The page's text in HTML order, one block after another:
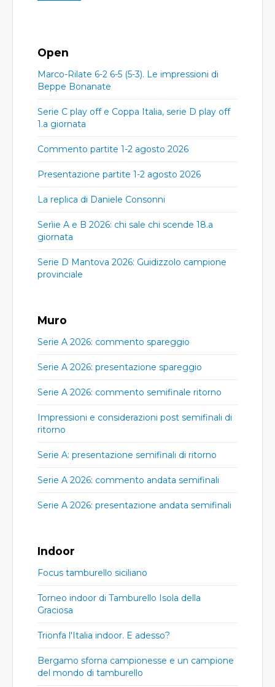
Open
Marco-Rilate 6-2 6-5 (5-3). Le impressioni di
Beppe Bonanate
Serie C play off e Coppa Italia, serie D play off
1.a giornata
Commento partite 1-2 agosto 2026
Presentazione partite 1-2 agosto 2026
La replica di Daniele Consonni
Serìie A e B 2026: chi sale chi scende 18.a
giornata
Serie D Mantova 2026: Guidizzolo campione
provinciale
Muro
Serie A 2026: commento spareggio
Serie A 2026: presentazione spareggio
Serie A 2026: commento semifinale ritorno
Impressioni e considerazioni post semifinali di
ritorno
Serie A: presentazione semifinali di ritorno
Serie A 2026: commento andata semifinali
Serie A 2026: presentazione andata semifinali
Indoor
Focus tamburello siciliano
Torneo indoor di Tamburello Isola della
Graciosa
Trionfa l'Italia indoor. E adesso?
Bergamo sforna campionesse e un campione
del mondo di tamburello